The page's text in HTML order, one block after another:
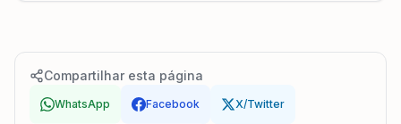
Compartilhar esta página
WhatsApp Facebook X/Twitter